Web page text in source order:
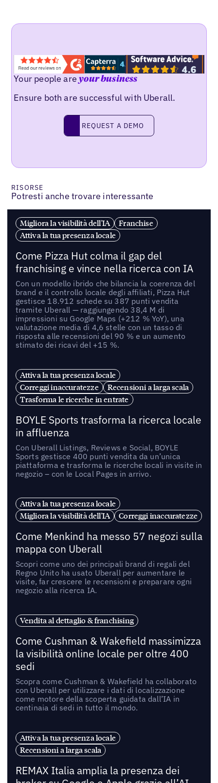
Your people areyour business
Ensure both are successful with Uberall.
request a demo
REQUEST A DEMO
RISORSE
Potresti anche trovare interessante
Migliora la visibilità dell'IA
Franchise
Attiva la tua presenza locale
Come Pizza Hut colma il gap del
franchising e vince nella ricerca con IA
Con un modello ibrido che bilancia la coerenza del
brand e il controllo locale degli affiliati, Pizza Hut
gestisce 18.912 schede su 387 punti vendita
tramite Uberall — raggiungendo 38,4 M di
impressioni su Google Maps (+212 % YoY), una
valutazione media di 4,6 stelle con un tasso di
risposta alle recensioni del 90 % e un aumento
stimato dei ricavi del +15 %.
Attiva la tua presenza locale
Correggi inaccuratezze
Recensioni a larga scala
Trasforma le ricerche in entrate
BOYLE Sports trasforma la ricerca locale
in affluenza
Con Uberall Listings, Reviews e Social, BOYLE
Sports gestisce 400 punti vendita da un’unica
piattaforma e trasforma le ricerche locali in visite in
negozio – con le Local Pages in arrivo.
Attiva la tua presenza locale
Migliora la visibilità dell'IA
Correggi inaccuratezze
Come Menkind ha messo 57 negozi sulla
mappa con Uberall
Scopri come uno dei principali brand di regali del
Regno Unito ha usato Uberall per aumentare le
visite, far crescere le recensioni e preparare ogni
negozio alla ricerca IA.
Vendita al dettaglio & franchising
Come Cushman & Wakefield massimizza
la visibilità online locale per oltre 400
sedi
Scopra come Cushman & Wakefield ha collaborato
con Uberall per utilizzare i dati di localizzazione
come motore della scoperta guidata dall’IA in
centinaia di sedi in tutto il mondo.
Attiva la tua presenza locale
Recensioni a larga scala
REMAX Italia amplia la presenza dei